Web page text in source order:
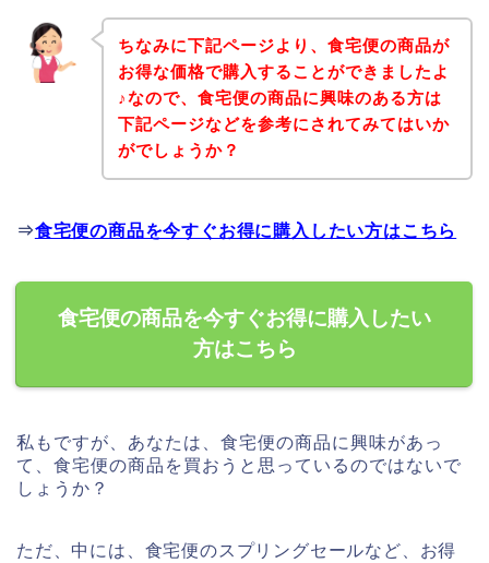
ちなみに下記ページより、食宅便の商品が
お得な価格で購入することができましたよ
♪なので、食宅便の商品に興味のある方は
下記ページなどを参考にされてみてはいか
がでしょうか？
⇒食宅便の商品を今すぐお得に購入したい方はこちら
食宅便の商品を今すぐお得に購入したい
方はこちら
私もですが、あなたは、食宅便の商品に興味があっ
て、食宅便の商品を買おうと思っているのではないで
しょうか？
ただ、中には、食宅便のスプリングセールなど、お得